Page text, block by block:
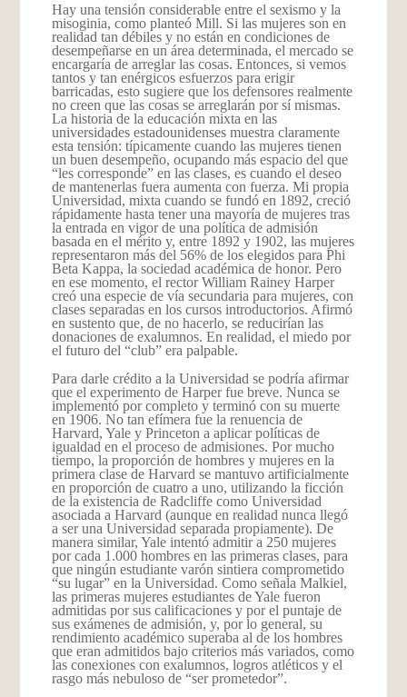
Hay una tensión considerable entre el sexismo y la
misoginia, como planteó Mill. Si las mujeres son en
realidad tan débiles y no están en condiciones de
desempeñarse en un área determinada, el mercado se
encargaría de arreglar las cosas. Entonces, si vemos
tantos y tan enérgicos esfuerzos para erigir
barricadas, esto sugiere que los defensores realmente
no creen que las cosas se arreglarán por sí mismas.
La historia de la educación mixta en las
universidades estadounidenses muestra claramente
esta tensión: típicamente cuando las mujeres tienen
un buen desempeño, ocupando más espacio del que
“les corresponde” en las clases, es cuando el deseo
de mantenerlas fuera aumenta con fuerza. Mi propia
Universidad, mixta cuando se fundó en 1892, creció
rápidamente hasta tener una mayoría de mujeres tras
la entrada en vigor de una política de admisión
basada en el mérito y, entre 1892 y 1902, las mujeres
representaron más del 56% de los elegidos para Phi
Beta Kappa, la sociedad académica de honor. Pero
en ese momento, el rector William Rainey Harper
creó una especie de vía secundaria para mujeres, con
clases separadas en los cursos introductorios. Afirmó
en sustento que, de no hacerlo, se reducirían las
donaciones de exalumnos. En realidad, el miedo por
el futuro del “club” era palpable.
Para darle crédito a la Universidad se podría afirmar
que el experimento de Harper fue breve. Nunca se
implementó por completo y terminó con su muerte
en 1906. No tan efímera fue la renuencia de
Harvard, Yale y Princeton a aplicar políticas de
igualdad en el proceso de admisiones. Por mucho
tiempo, la proporción de hombres y mujeres en la
primera clase de Harvard se mantuvo artificialmente
en proporción de cuatro a uno, utilizando la ficción
de la existencia de Radcliffe como Universidad
asociada a Harvard (aunque en realidad nunca llegó
a ser una Universidad separada propiamente). De
manera similar, Yale intentó admitir a 250 mujeres
por cada 1.000 hombres en las primeras clases, para
que ningún estudiante varón sintiera comprometido
“su lugar” en la Universidad. Como señala Malkiel,
las primeras mujeres estudiantes de Yale fueron
admitidas por sus calificaciones y por el puntaje de
sus exámenes de admisión, y, por lo general, su
rendimiento académico superaba al de los hombres
que eran admitidos bajo criterios más variados, como
las conexiones con exalumnos, logros atléticos y el
rasgo más nebuloso de “ser prometedor”.